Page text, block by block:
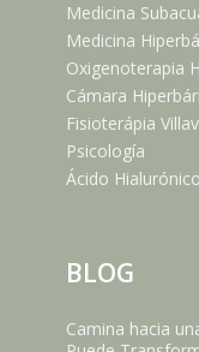
Medicina
Medicina
Oxigenoterapia
Cámara
Fisioterápia
Psicología
Ácido Hialurónico
BLOG
Camina hacia